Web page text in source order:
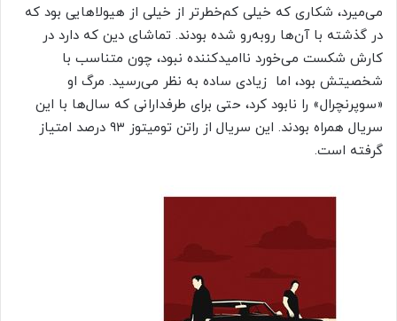
می‌میرد، شکاری که خیلی کم‌خطرتر از خیلی از هیولاهایی بود که
در گذشته با آن‌ها روبه‌رو شده بودند. تماشای دین که دارد در
کارش شکست می‌خورد ناامیدکننده نبود، چون متناسب با
شخصیتش بود، اما زیادی ساده به‌ نظر می‌رسید. مرگ او
«سوپرنچرال» را نابود کرد، حتی برای طرفدارانی که سال‌ها با این
سریال همراه بودند. این سریال از راتن تومیتوز ۹۳ درصد امتیاز
گرفته است.